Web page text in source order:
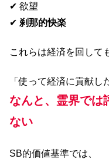
✔ 欲望
✔ 刹那的快楽
これらは経済を回して
「使って経済に貢献し
なんと、霊界では
ない
SB的価値基準では、